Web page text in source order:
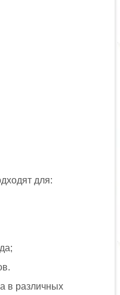
для:
в различных